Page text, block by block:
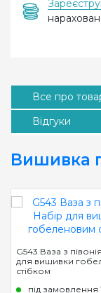
Все про
Відгуки
Вишивка
G543 Ваза з
для вишивки
стібком
під замовлення